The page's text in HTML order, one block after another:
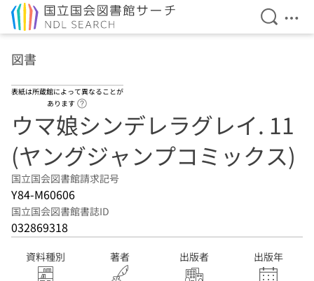
検索を
メ
図書
表紙は所蔵館によって異なることが
あります
ウマ娘シンデレラグレイ. 11
(ヤングジャンプコミックス)
国立国会図書館請求記号
Y84-M60606
国立国会図書館書誌ID
032869318
資料種別 著者 出版者 出版年